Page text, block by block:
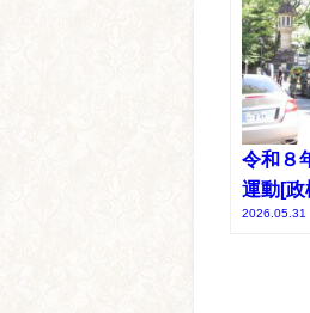
令和８
運動[政
2026.05.31